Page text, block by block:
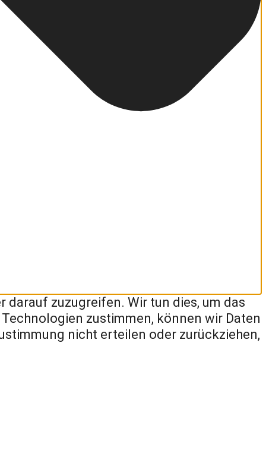
zuzugreifen. Wir tun dies, um das
zustimmen, können wir Daten
nicht erteilen oder zurückziehen,